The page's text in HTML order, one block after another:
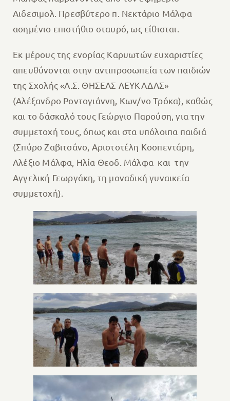
Αιδεσιμολ. Πρεσβύτερο π. Νεκτάριο Μάλφα
ασημένιο επιστήθιο σταυρό, ως είθισται.
Εκ μέρους της ενορίας Καρυωτών ευχαριστίες
απευθύνονται στην αντιπροσωπεία των παιδιών
της Σχολής «Α.Σ. ΘΗΣΕΑΣ ΛΕΥΚΑΔΑΣ»
(Αλέξανδρο Ροντογιάννη, Κων/νο Τρόκα), καθώς
και το δάσκαλό τους Γεώργιο Παρούση, για την
συμμετοχή τους, όπως και στα υπόλοιπα παιδιά
(Σπύρο Ζαβιτσάνο, Αριστοτέλη Κοσπεντάρη,
Αλέξιο Μάλφα, Ηλία Θεοδ. Μάλφα και την
Αγγελική Γεωργάκη, τη μοναδική γυναικεία
συμμετοχή).